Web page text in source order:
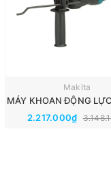
Makita
2.217.000₫